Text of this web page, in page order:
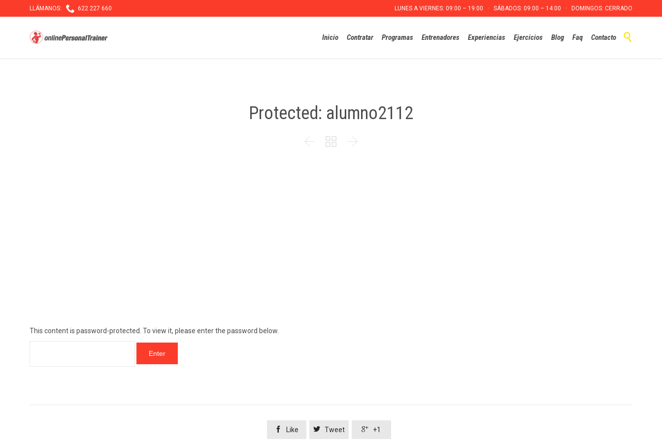
LLÁMANOS:  622 227 660 LUNES A VIERNES: 09:00 – 19:00 · SÁBADOS: 09:00 – 14:00 · DOMINGOS: CERRADO
to
Inicio Contratar Programas Entrenadores Experiencias Ejercicios Blog Faq Contacto 
Protected: alumno2112
  
This content is password-protected. To view it, please enter the password below.
 Like  Tweet  +1